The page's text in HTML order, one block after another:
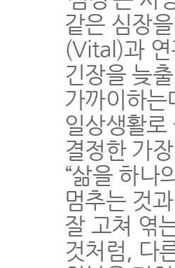
같은 심장
(Vital)과 연
긴장을 늦
가까이하
일상생활로
결정한 가
“삶을 하나
멈추는 것
잘 고쳐 엮
것처럼, 다